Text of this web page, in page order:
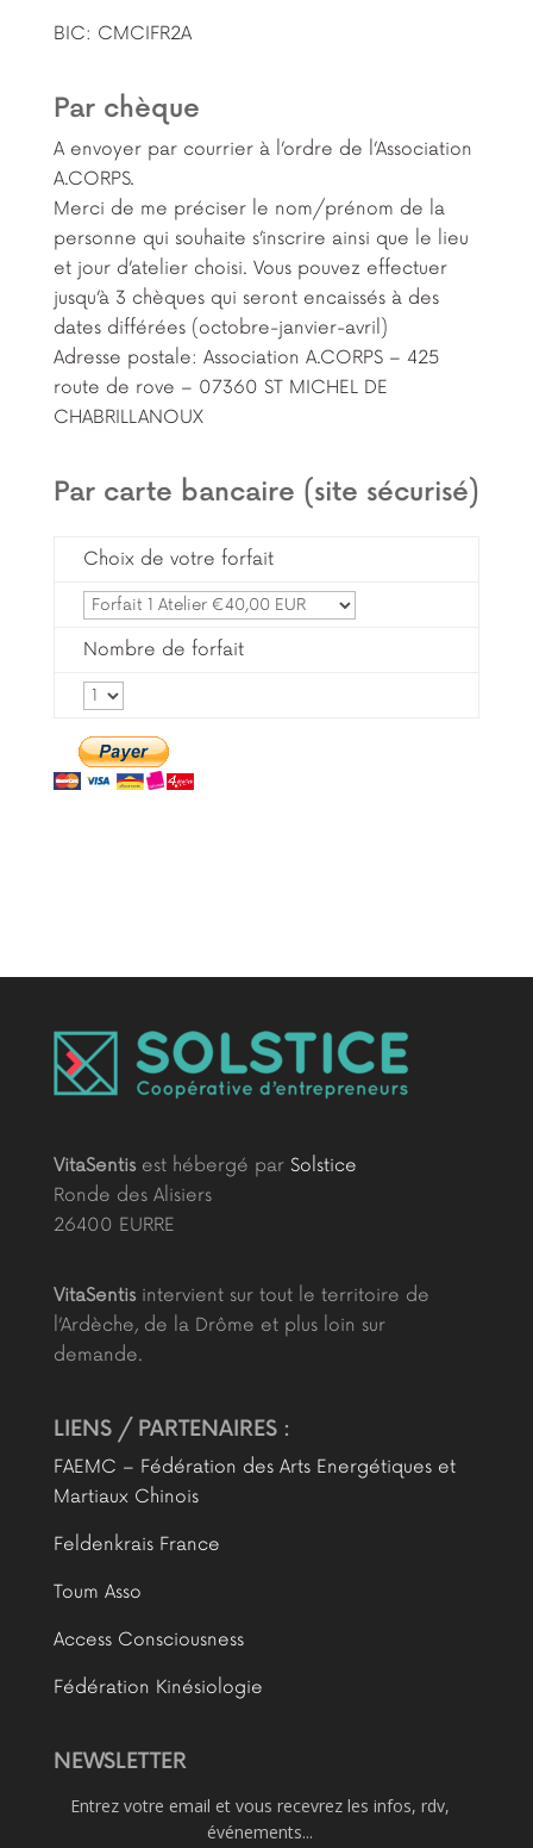
BIC: CMCIFR2A
Par chèque
A envoyer par courrier à l’ordre de l’Association
A.CORPS.
Merci de me préciser le nom/prénom de la
personne qui souhaite s’inscrire ainsi que le lieu
et jour d’atelier choisi. Vous pouvez effectuer
jusqu’à 3 chèques qui seront encaissés à des
dates différées (octobre-janvier-avril)
Adresse postale: Association A.CORPS – 425
route de rove – 07360 ST MICHEL DE
CHABRILLANOUX
Par carte bancaire (site sécurisé)
Choix de votre forfait
Nombre de forfait
VitaSentisest hébergé par Solstice
Ronde des Alisiers
26400 EURRE
VitaSentisintervient sur tout le territoire de
l’Ardèche, de la Drôme et plus loin sur
demande.
LIENS / PARTENAIRES :
FAEMC – Fédération des Arts Energétiques et
Martiaux Chinois
Feldenkrais France
Toum Asso
Access Consciousness
Fédération Kinésiologie
NEWSLETTER
Entrez votre email et vous recevrez les infos, rdv,
événements...